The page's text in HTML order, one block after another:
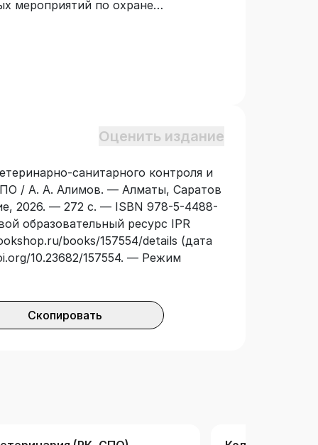
мероприятий по охране
и распространения заразных и
что позволит
навыки и умения,
контроля и надзора на
Оценить издание
санитарного контроля и
/ А. А. Алимов. — Алматы, Саратов
2026. — 272 с. — ISBN 978-5-4488-
образовательный ресурс IPR
books/157554/details (дата
10.23682/157554. — Режим
Скопировать